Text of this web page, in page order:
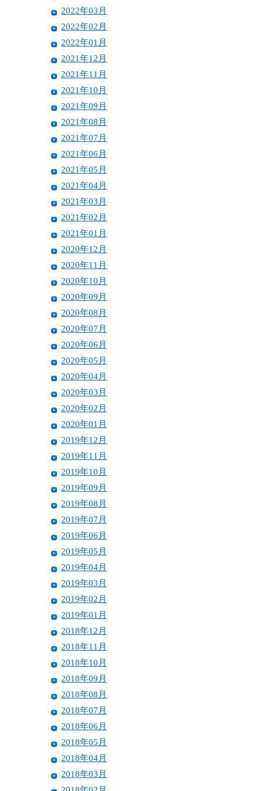
2022年03月
2022年02月
2022年01月
2021年12月
2021年11月
2021年10月
2021年09月
2021年08月
2021年07月
2021年06月
2021年05月
2021年04月
2021年03月
2021年02月
2021年01月
2020年12月
2020年11月
2020年10月
2020年09月
2020年08月
2020年07月
2020年06月
2020年05月
2020年04月
2020年03月
2020年02月
2020年01月
2019年12月
2019年11月
2019年10月
2019年09月
2019年08月
2019年07月
2019年06月
2019年05月
2019年04月
2019年03月
2019年02月
2019年01月
2018年12月
2018年11月
2018年10月
2018年09月
2018年08月
2018年07月
2018年06月
2018年05月
2018年04月
2018年03月